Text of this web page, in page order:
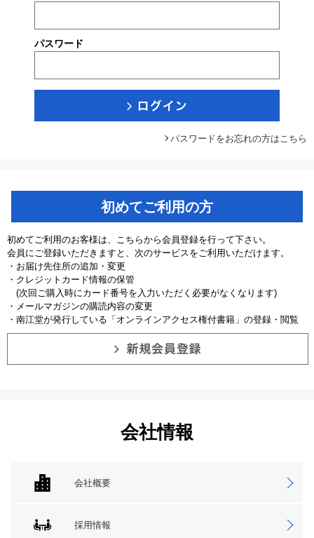
パスワード
パスワードをお忘れの方はこちら
初めてご利用の方
初めてご利用のお客様は、こちらから会員登録を行って下さい。
会員にご登録いただきますと、次のサービスをご利用いただけます。
・お届け先住所の追加・変更
・クレジットカード情報の保管
(次回ご購入時にカード番号を入力いただく必要がなくなります)
・メールマガジンの購読内容の変更
・南江堂が発行している「オンラインアクセス権付書籍」の登録・閲覧
会社情報
会社概要
採用情報